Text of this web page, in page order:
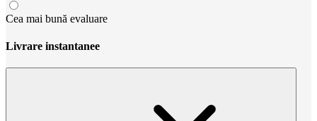
Cea mai bună evaluare
Livrare instantanee